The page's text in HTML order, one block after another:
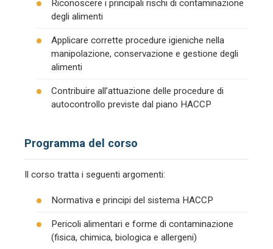
Riconoscere i principali rischi di contaminazione
degli alimenti
Applicare corrette procedure igieniche nella
manipolazione, conservazione e gestione degli
alimenti
Contribuire all’attuazione delle procedure di
autocontrollo previste dal piano HACCP
Programma del corso
Il corso tratta i seguenti argomenti:
Normativa e principi del sistema HACCP
Pericoli alimentari e forme di contaminazione
(fisica, chimica, biologica e allergeni)